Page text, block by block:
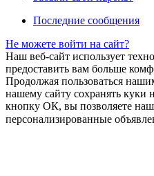
Последние сообщения
Не можете войти на сайт?
Наш веб-сайт использует
предоставить вам больше
Продолжая пользоваться
нашему сайту сохранять куки
кнопку ОК, вы позволяете
персонализированные